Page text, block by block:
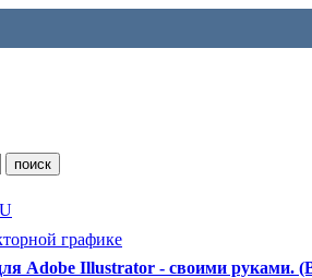
графике
Adobe Illustrator - своими руками.